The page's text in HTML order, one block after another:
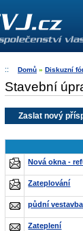
Domů » Diskuzní
Stavební
Zaslat nový
Nová okna -
Zateplování
půdní vestavba
Zateplení